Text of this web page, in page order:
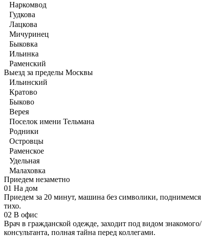
Наркомвод
Гудкова
Лацкова
Мичуринец
Быковка
Ильинка
Раменский
Выезд за пределы Москвы
Ильинский
Кратово
Быково
Верея
Поселок имени Тельмана
Родники
Островцы
Раменское
Удельная
Малаховка
Приедем незаметно
01 На дом
Приедем за 20 минут, машина без символики, поднимемся
тихо.
02 В офис
Врач в гражданской одежде, заходит под видом знакомого/
консультанта, полная тайна перед коллегами.